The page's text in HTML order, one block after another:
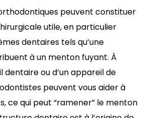
peuvent constituer
utile, en particulier
dentaires tels qu’une
à un menton fuyant. À
dentaire ou d’un appareil de
peuvent vous aider à
ce qui peut “ramener” le menton